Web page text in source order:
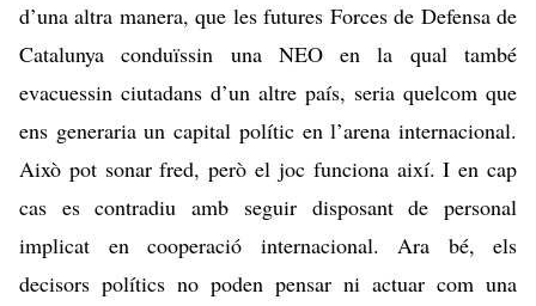
d’una altra manera, que les futures Forces de Defensa de
Catalunya conduïssin una NEO en la qual també
evacuessin ciutadans d’un altre país, seria quelcom que
ens generaria un capital polític en l’arena internacional.
Això pot sonar fred, però el joc funciona així. I en cap
cas es contradiu amb seguir disposant de personal
implicat en cooperació internacional. Ara bé, els
decisors polítics no poden pensar ni actuar com una